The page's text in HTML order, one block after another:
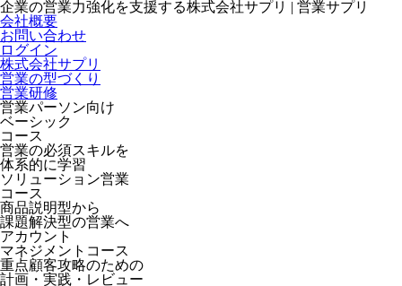
企業の営業力強化を支援する株式会社サプリ | 営業サプリ
会社概要
お問い合わせ
ログイン
株式会社サプリ
営業の型づくり
営業研修
営業パーソン向け
ベーシック
コース
営業の必須スキルを
体系的に学習
ソリューション営業
コース
商品説明型から
課題解決型の営業へ
アカウント
マネジメントコース
重点顧客攻略のための
計画・実践・レビュー